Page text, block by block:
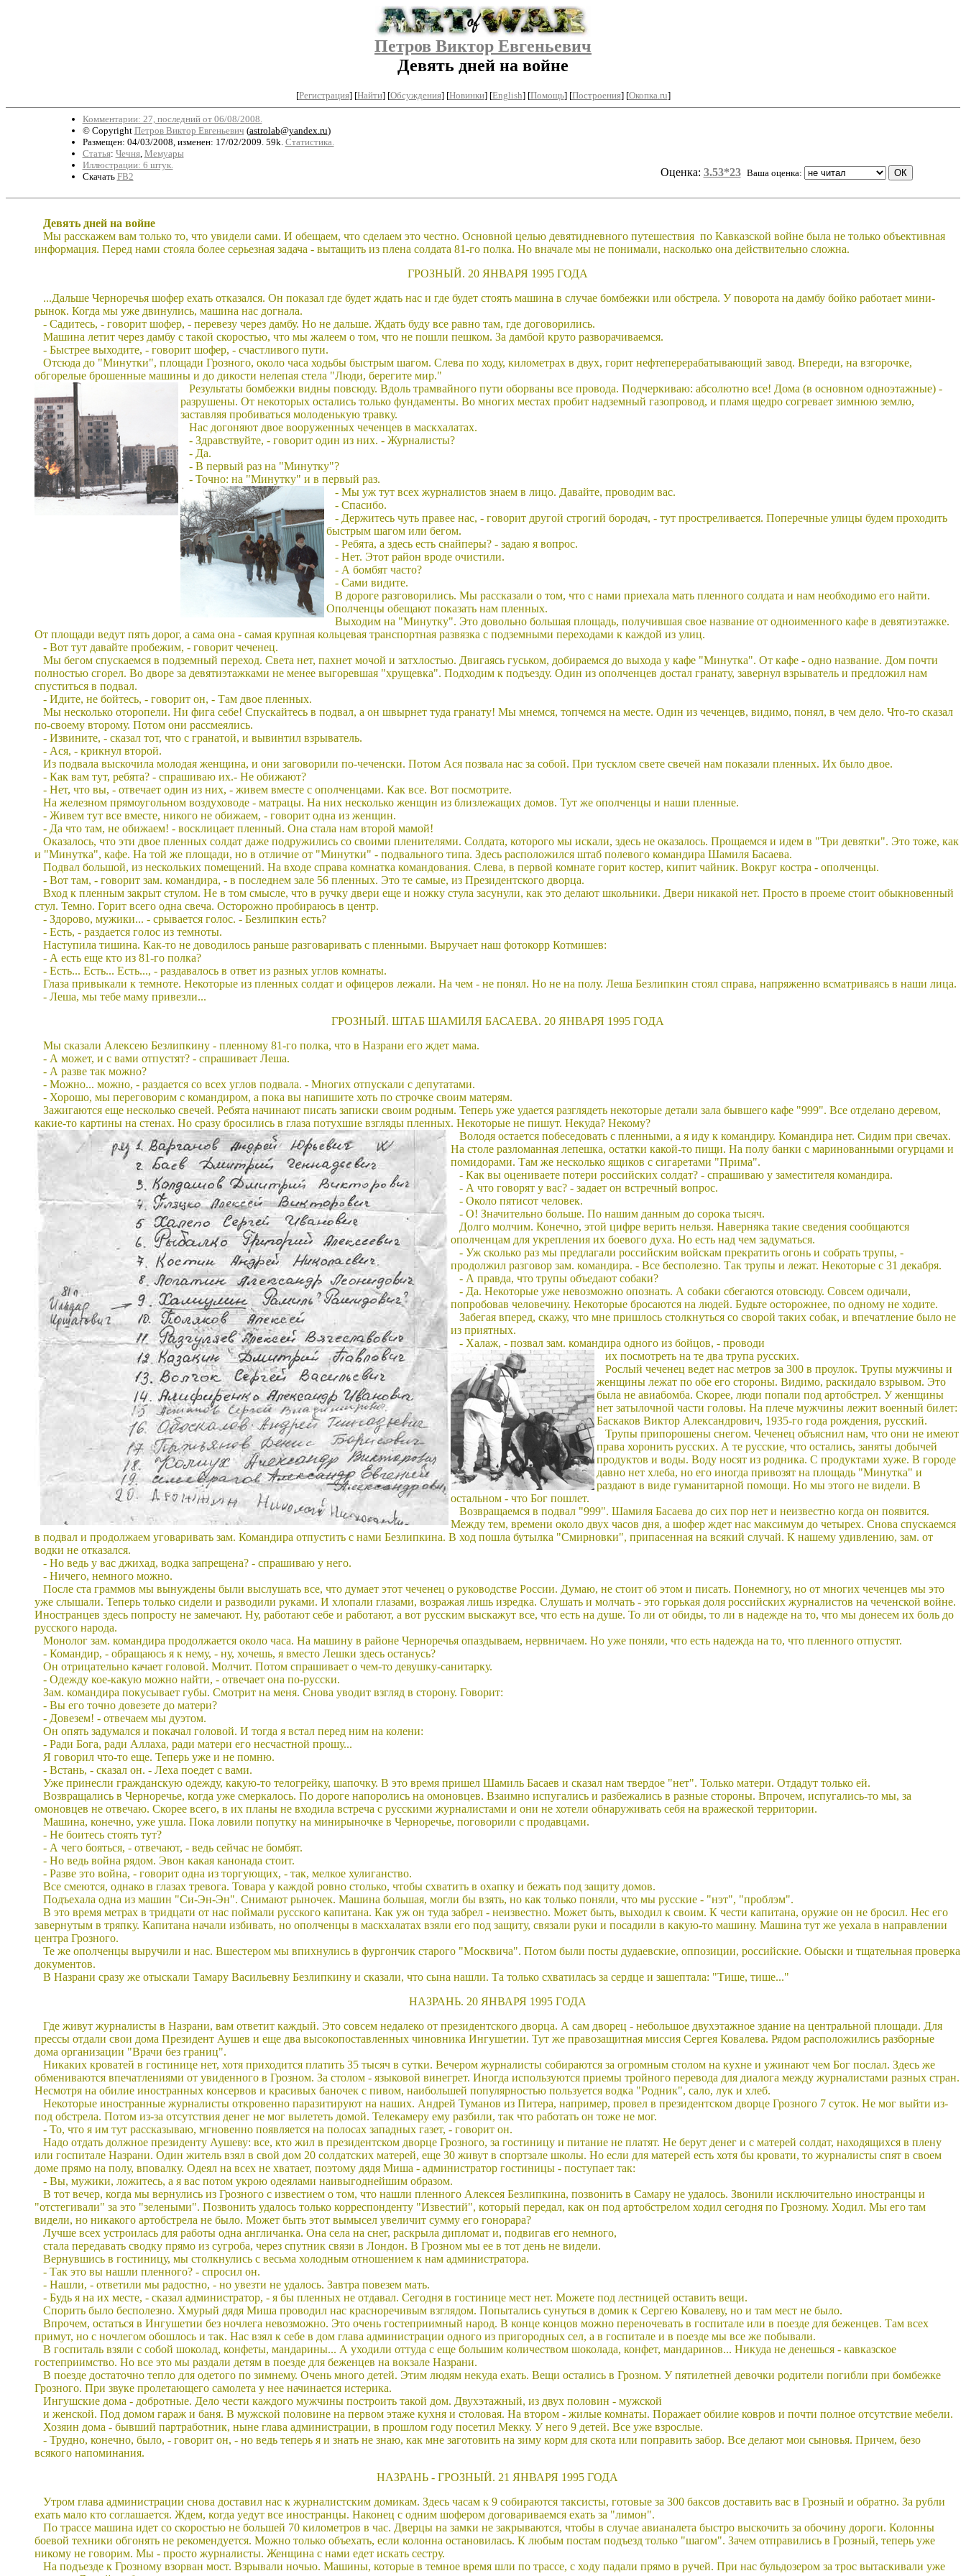
Петров Виктор Евгеньевич
Девять дней на войне
[Регистрация] [Найти] [Обсуждения] [Новинки] [English] [Помощь] [Построения] [Окопка.ru]
Комментарии: 27, последний от 06/08/2008.
© Copyright Петров Виктор Евгеньевич (astrolab@yandex.ru)
Размещен: 04/03/2008, изменен: 17/02/2009. 59k. Статистика.
Статья: Чечня, Мемуары
Иллюстрации: 6 штук.
Скачать FB2 Оценка: 3.53*23 Ваша оценка:
Девять дней на войне
Мы расскажем вам только то, что увидели сами. И обещаем, что сделаем это честно. Основной целью девятидневного путешествия по Кавказской войне была не только объективная
информация. Перед нами стояла более серьезная задача - вытащить из плена солдата 81-го полка. Но вначале мы не понимали, насколько она действительно сложна.
ГРОЗНЫЙ. 20 ЯНВАРЯ 1995 ГОДА
...Дальше Черноречья шофер ехать отказался. Он показал где будет ждать нас и где будет стоять машина в случае бомбежки или обстрела. У поворота на дамбу бойко работает мини-
рынок. Когда мы уже двинулись, машина нас догнала.
- Садитесь, - говорит шофер, - перевезу через дамбу. Но не дальше. Ждать буду все равно там, где договорились.
Машина летит через дамбу с такой скоростью, что мы жалеем о том, что не пошли пешком. За дамбой круто разворачиваемся.
- Быстрее выходите, - говорит шофер, - счастливого пути.
Отсюда до "Минутки", площади Грозного, около часа ходьбы быстрым шагом. Слева по ходу, километрах в двух, горит нефтеперерабатывающий завод. Впереди, на взгорочке,
обгорелые брошенные машины и до дикости нелепая стела "Люди, берегите мир."
Результаты бомбежки видны повсюду. Вдоль трамвайного пути оборваны все провода. Подчеркиваю: абсолютно все! Дома (в основном одноэтажные) -
разрушены. От некоторых остались только фундаменты. Во многих местах пробит надземный газопровод, и пламя щедро согревает зимнюю землю,
заставляя пробиваться молоденькую травку.
Нас догоняют двое вооруженных чеченцев в маскхалатах.
- Здравствуйте, - говорит один из них. - Журналисты?
- Да.
- В первый раз на "Минутку"?
- Точно: на "Минутку" и в первый раз.
- Мы уж тут всех журналистов знаем в лицо. Давайте, проводим вас.
- Спасибо.
- Держитесь чуть правее нас, - говорит другой строгий бородач, - тут простреливается. Поперечные улицы будем проходить
быстрым шагом или бегом.
- Ребята, а здесь есть снайперы? - задаю я вопрос.
- Нет. Этот район вроде очистили.
- А бомбят часто?
- Сами видите.
В дороге разговорились. Мы рассказали о том, что с нами приехала мать пленного солдата и нам необходимо его найти.
Ополченцы обещают показать нам пленных.
Выходим на "Минутку". Это довольно большая площадь, получившая свое название от одноименного кафе в девятиэтажке.
От площади ведут пять дорог, а сама она - самая крупная кольцевая транспортная развязка с подземными переходами к каждой из улиц.
- Вот тут давайте пробежим, - говорит чеченец.
Мы бегом спускаемся в подземный переход. Света нет, пахнет мочой и затхлостью. Двигаясь гуськом, добираемся до выхода у кафе "Минутка". От кафе - одно название. Дом почти
полностью сгорел. Во дворе за девятиэтажками не менее выгоревшая "хрущевка". Подходим к подъезду. Один из ополченцев достал гранату, завернул взрыватель и предложил нам
спуститься в подвал.
- Идите, не бойтесь, - говорит он, - Там двое пленных.
Мы несколько оторопели. Ни фига себе! Спускайтесь в подвал, а он швырнет туда гранату! Мы мнемся, топчемся на месте. Один из чеченцев, видимо, понял, в чем дело. Что-то сказал
по-своему второму. Потом они рассмеялись.
- Извините, - сказал тот, что с гранатой, и вывинтил взрыватель.
- Ася, - крикнул второй.
Из подвала выскочила молодая женщина, и они заговорили по-чеченски. Потом Ася позвала нас за собой. При тусклом свете свечей нам показали пленных. Их было двое.
- Как вам тут, ребята? - спрашиваю их.- Не обижают?
- Нет, что вы, - отвечает один из них, - живем вместе с ополченцами. Как все. Вот посмотрите.
На железном прямоугольном воздуховоде - матрацы. На них несколько женщин из близлежащих домов. Тут же ополченцы и наши пленные.
- Живем тут все вместе, никого не обижаем, - говорит одна из женщин.
- Да что там, не обижаем! - восклицает пленный. Она стала нам второй мамой!
Оказалось, что эти двое пленных солдат даже подружились со своими пленителями. Солдата, которого мы искали, здесь не оказалось. Прощаемся и идем в "Три девятки". Это тоже, как
и "Минутка", кафе. На той же площади, но в отличие от "Минутки" - подвального типа. Здесь расположился штаб полевого командира Шамиля Басаева.
Подвал большой, из нескольких помещений. На входе справа комнатка командования. Слева, в первой комнате горит костер, кипит чайник. Вокруг костра - ополченцы.
- Вот там, - говорит зам. командира, - в последнем зале 56 пленных. Это те самые, из Президентского дворца.
Вход к пленным закрыт стулом. Не в том смысле, что в ручку двери еще и ножку стула засунули, как это делают школьники. Двери никакой нет. Просто в проеме стоит обыкновенный
стул. Темно. Горит всего одна свеча. Осторожно пробираюсь в центр.
- Здорово, мужики... - срывается голос. - Безлипкин есть?
- Есть, - раздается голос из темноты.
Наступила тишина. Как-то не доводилось раньше разговаривать с пленными. Выручает наш фотокорр Котмишев:
- А есть еще кто из 81-го полка?
- Есть... Есть... Есть..., - раздавалось в ответ из разных углов комнаты.
Глаза привыкали к темноте. Некоторые из пленных солдат и офицеров лежали. На чем - не понял. Но не на полу. Леша Безлипкин стоял справа, напряженно всматриваясь в наши лица.
- Леша, мы тебе маму привезли...
ГРОЗНЫЙ. ШТАБ ШАМИЛЯ БАСАЕВА. 20 ЯНВАРЯ 1995 ГОДА
Мы сказали Алексею Безлипкину - пленному 81-го полка, что в Назрани его ждет мама.
- А может, и с вами отпустят? - спрашивает Леша.
- А разве так можно?
- Можно... можно, - раздается со всех углов подвала. - Многих отпускали с депутатами.
- Хорошо, мы переговорим с командиром, а пока вы напишите хоть по строчке своим матерям.
Зажигаются еще несколько свечей. Ребята начинают писать записки своим родным. Теперь уже удается разглядеть некоторые детали зала бывшего кафе "999". Все отделано деревом,
какие-то картины на стенах. Но сразу бросились в глаза потухшие взгляды пленных. Некоторые не пишут. Некуда? Некому?
Володя остается побеседовать с пленными, а я иду к командиру. Командира нет. Сидим при свечах.
На столе разломанная лепешка, остатки какой-то пищи. На полу банки с маринованными огурцами и
помидорами. Там же несколько ящиков с сигаретами "Прима".
- Как вы оцениваете потери российских солдат? - спрашиваю у заместителя командира.
- А что говорят у вас? - задает он встречный вопрос.
- Около пятисот человек.
- О! Значительно больше. По нашим данным до сорока тысяч.
Долго молчим. Конечно, этой цифре верить нельзя. Наверняка такие сведения сообщаются
ополченцам для укрепления их боевого духа. Но есть над чем задуматься.
- Уж сколько раз мы предлагали российским войскам прекратить огонь и собрать трупы, -
продолжил разговор зам. командира. - Все бесполезно. Так трупы и лежат. Некоторые с 31 декабря.
- А правда, что трупы объедают собаки?
- Да. Некоторые уже невозможно опознать. А собаки сбегаются отовсюду. Совсем одичали,
попробовав человечину. Некоторые бросаются на людей. Будьте осторожнее, по одному не ходите.
Забегая вперед, скажу, что мне пришлось столкнуться со сворой таких собак, и впечатление было не
из приятных.
- Халаж, - позвал зам. командира одного из бойцов, - проводи
их посмотреть на те два трупа русских.
Рослый чеченец ведет нас метров за 300 в проулок. Трупы мужчины и
женщины лежат по обе его стороны. Видимо, раскидало взрывом. Это
была не авиабомба. Скорее, люди попали под артобстрел. У женщины
нет затылочной части головы. На плече мужчины лежит военный билет:
Баскаков Виктор Александрович, 1935-го года рождения, русский.
Трупы припорошены снегом. Чеченец объяснил нам, что они не имеют
права хоронить русских. А те русские, что остались, заняты добычей
продуктов и воды. Воду носят из родника. С продуктами хуже. В городе
давно нет хлеба, но его иногда привозят на площадь "Минутка" и
раздают в виде гуманитарной помощи. Но мы этого не видели. В
остальном - что Бог пошлет.
Возвращаемся в подвал "999". Шамиля Басаева до сих пор нет и неизвестно когда он появится.
Между тем, времени около двух часов дня, а шофер ждет нас максимум до четырех. Снова спускаемся
в подвал и продолжаем уговаривать зам. Командира отпустить с нами Безлипкина. В ход пошла бутылка "Смирновки", припасенная на всякий случай. К нашему удивлению, зам. от
водки не отказался.
- Но ведь у вас джихад, водка запрещена? - спрашиваю у него.
- Ничего, немного можно.
После ста граммов мы вынуждены были выслушать все, что думает этот чеченец о руководстве России. Думаю, не стоит об этом и писать. Понемногу, но от многих чеченцев мы это
уже слышали. Теперь только сидели и разводили руками. И хлопали глазами, возражая лишь изредка. Слушать и молчать - это горькая доля российских журналистов на чеченской войне.
Иностранцев здесь попросту не замечают. Ну, работают себе и работают, а вот русским выскажут все, что есть на душе. То ли от обиды, то ли в надежде на то, что мы донесем их боль до
русского народа.
Монолог зам. командира продолжается около часа. На машину в районе Черноречья опаздываем, нервничаем. Но уже поняли, что есть надежда на то, что пленного отпустят.
- Командир, - обращаюсь я к нему, - ну, хочешь, я вместо Лешки здесь останусь?
Он отрицательно качает головой. Молчит. Потом спрашивает о чем-то девушку-санитарку.
- Одежду кое-какую можно найти, - отвечает она по-русски.
Зам. командира покусывает губы. Смотрит на меня. Снова уводит взгляд в сторону. Говорит:
- Вы его точно довезете до матери?
- Довезем! - отвечаем мы дуэтом.
Он опять задумался и покачал головой. И тогда я встал перед ним на колени:
- Ради Бога, ради Аллаха, ради матери его несчастной прошу...
Я говорил что-то еще. Теперь уже и не помню.
- Встань, - сказал он. - Леха поедет с вами.
Уже принесли гражданскую одежду, какую-то телогрейку, шапочку. В это время пришел Шамиль Басаев и сказал нам твердое "нет". Только матери. Отдадут только ей.
Возвращались в Черноречье, когда уже смеркалось. По дороге напоролись на омоновцев. Взаимно испугались и разбежались в разные стороны. Впрочем, испугались-то мы, за
омоновцев не отвечаю. Скорее всего, в их планы не входила встреча с русскими журналистами и они не хотели обнаруживать себя на вражеской территории.
Машина, конечно, уже ушла. Пока ловили попутку на минирыночке в Черноречье, поговорили с продавцами.
- Не боитесь стоять тут?
- А чего бояться, - отвечают, - ведь сейчас не бомбят.
- Но ведь война рядом. Эвон какая канонада стоит.
- Разве это война, - говорит одна из торгующих, - так, мелкое хулиганство.
Все смеются, однако в глазах тревога. Товара у каждой ровно столько, чтобы схватить в охапку и бежать под защиту домов.
Подъехала одна из машин "Си-Эн-Эн". Снимают рыночек. Машина большая, могли бы взять, но как только поняли, что мы русские - "нэт", "проблэм".
В это время метрах в тридцати от нас поймали русского капитана. Как уж он туда забрел - неизвестно. Может быть, выходил к своим. К чести капитана, оружие он не бросил. Нес его
завернутым в тряпку. Капитана начали избивать, но ополченцы в маскхалатах взяли его под защиту, связали руки и посадили в какую-то машину. Машина тут же уехала в направлении
центра Грозного.
Те же ополченцы выручили и нас. Вшестером мы впихнулись в фургончик старого "Москвича". Потом были посты дудаевские, оппозиции, российские. Обыски и тщательная проверка
документов.
В Назрани сразу же отыскали Тамару Васильевну Безлипкину и сказали, что сына нашли. Та только схватилась за сердце и зашептала: "Тише, тише..."
НАЗРАНЬ. 20 ЯНВАРЯ 1995 ГОДА
Где живут журналисты в Назрани, вам ответит каждый. Это совсем недалеко от президентского дворца. А сам дворец - небольшое двухэтажное здание на центральной площади. Для
прессы отдали свои дома Президент Аушев и еще два высокопоставленных чиновника Ингушетии. Тут же правозащитная миссия Сергея Ковалева. Рядом расположились разборные
дома организации "Врачи без границ".
Никаких кроватей в гостинице нет, хотя приходится платить 35 тысяч в сутки. Вечером журналисты собираются за огромным столом на кухне и ужинают чем Бог послал. Здесь же
обмениваются впечатлениями от увиденного в Грозном. За столом - языковой винегрет. Иногда используются приемы тройного перевода для диалога между журналистами разных стран.
Несмотря на обилие иностранных консервов и красивых баночек с пивом, наибольшей популярностью пользуется водка "Родник", сало, лук и хлеб.
Некоторые иностранные журналисты откровенно паразитируют на наших. Андрей Туманов из Питера, например, провел в президентском дворце Грозного 7 суток. Не мог выйти из-
под обстрела. Потом из-за отсутствия денег не мог вылететь домой. Телекамеру ему разбили, так что работать он тоже не мог.
- То, что я им тут рассказываю, мгновенно появляется на полосах западных газет, - говорит он.
Надо отдать должное президенту Аушеву: все, кто жил в президентском дворце Грозного, за гостиницу и питание не платят. Не берут денег и с матерей солдат, находящихся в плену
или госпитале Назрани. Один житель взял в свой дом 20 солдатских матерей, еще 30 живут в спортзале школы. Но если для матерей есть хотя бы кровати, то журналисты спят в своем
доме прямо на полу, вповалку. Одеял на всех не хватает, поэтому дядя Миша - администратор гостиницы - поступает так:
- Вы, мужики, ложитесь, а я вас потом укрою одеялами наивыгоднейшим образом.
В тот вечер, когда мы вернулись из Грозного с известием о том, что нашли пленного Алексея Безлипкина, позвонить в Самару не удалось. Звонили исключительно иностранцы и
"отстегивали" за это "зелеными". Позвонить удалось только корреспонденту "Известий", который передал, как он под артобстрелом ходил сегодня по Грозному. Ходил. Мы его там
видели, но никакого артобстрела не было. Может быть этот вымысел увеличит сумму его гонорара?
Лучше всех устроилась для работы одна англичанка. Она села на снег, раскрыла дипломат и, подвигав его немного,
стала передавать сводку прямо из сугроба, через спутник связи в Лондон. В Грозном мы ее в тот день не видели.
Вернувшись в гостиницу, мы столкнулись с весьма холодным отношением к нам администратора.
- Так это вы нашли пленного? - спросил он.
- Нашли, - ответили мы радостно, - но увезти не удалось. Завтра повезем мать.
- Будь я на их месте, - сказал администратор, - я бы пленных не отдавал. Сегодня в гостинице мест нет. Можете под лестницей оставить вещи.
Спорить было бесполезно. Хмурый дядя Миша проводил нас красноречивым взглядом. Попытались сунуться в домик к Сергею Ковалеву, но и там мест не было.
Впрочем, остаться в Ингушетии без ночлега невозможно. Это очень гостеприимный народ. В конце концов можно переночевать в госпитале или в поезде для беженцев. Там всех
примут, но с ночлегом обошлось и так. Нас взял к себе в дом глава администрации одного из пригородных сел, а в госпитале и в поезде мы все же побывали.
В госпиталь взяли с собой шоколад, конфеты, мандарины... А уходили оттуда с еще большим количеством шоколада, конфет, мандаринов... Никуда не денешься - кавказское
гостеприимство. Но все это мы раздали детям в поезде для беженцев на вокзале Назрани.
В поезде достаточно тепло для одетого по зимнему. Очень много детей. Этим людям некуда ехать. Вещи остались в Грозном. У пятилетней девочки родители погибли при бомбежке
Грозного. При звуке пролетающего самолета у нее начинается истерика.
Ингушские дома - добротные. Дело чести каждого мужчины построить такой дом. Двухэтажный, из двух половин - мужской
и женской. Под домом гараж и баня. В мужской половине на первом этаже кухня и столовая. На втором - жилые комнаты. Поражает обилие ковров и почти полное отсутствие мебели.
Хозяин дома - бывший партработник, ныне глава администрации, в прошлом году посетил Мекку. У него 9 детей. Все уже взрослые.
- Трудно, конечно, было, - говорит он, - но ведь теперь я и знать не знаю, как мне заготовить на зиму корм для скота или поправить забор. Все делают мои сыновья. Причем, безо
всякого напоминания.
НАЗРАНЬ - ГРОЗНЫЙ. 21 ЯНВАРЯ 1995 ГОДА
Утром глава администрации снова доставил нас к журналистским домикам. Здесь часам к 9 собираются таксисты, готовые за 300 баксов доставить вас в Грозный и обратно. За рубли
ехать мало кто соглашается. Ждем, когда уедут все иностранцы. Наконец с одним шофером договариваемся ехать за "лимон".
По трассе машина идет со скоростью не большей 70 километров в час. Дверцы на замки не закрываются, чтобы в случае авианалета быстро выскочить за обочину дороги. Колонны
боевой техники обгонять не рекомендуется. Можно только объехать, если колонна остановилась. К любым постам подъезд только "шагом". Зачем отправились в Грозный, теперь уже
никому не говорим. Мы - просто журналисты. Женщина с нами едет искать сестру.
На подъезде к Грозному взорван мост. Взрывали ночью. Машины, которые в темное время шли по трассе, с ходу падали прямо в ручей. При нас бульдозером за трос вытаскивали уже